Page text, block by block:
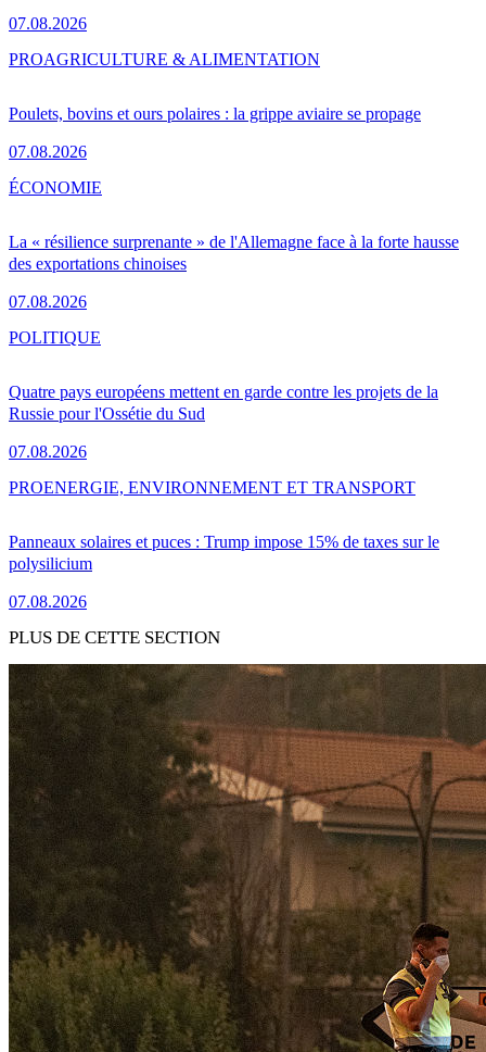
07.08.2026
Poulets, bovins et ours polaires : la grippe aviaire se propage
07.08.2026
PROAGRICULTURE & ALIMENTATION
La « résilience surprenante » de l'Allemagne face à la forte hausse
des exportations chinoises
07.08.2026
ÉCONOMIE
Quatre pays européens mettent en garde contre les projets de la
Russie pour l'Ossétie du Sud
07.08.2026
POLITIQUE
Panneaux solaires et puces : Trump impose 15% de taxes sur le
polysilicium
07.08.2026
PROENERGIE, ENVIRONNEMENT ET TRANSPORT
PLUS DE CETTE SECTION